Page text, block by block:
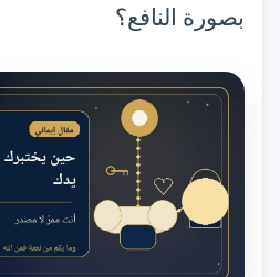
بصورة النافع؟